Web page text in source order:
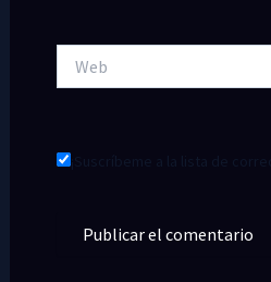
¡Suscríbeme a la lista de correo!